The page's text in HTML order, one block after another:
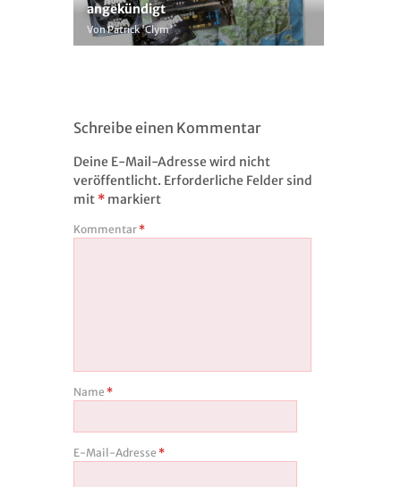
angekündigt
Von Patrick 'Clym'
Schreibe einen Kommentar
Deine E-Mail-Adresse wird nicht
veröffentlicht. Erforderliche Felder sind
mit * markiert
Kommentar *
Name *
E-Mail-Adresse *